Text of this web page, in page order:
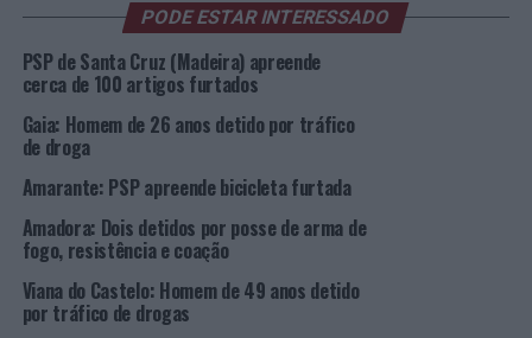
Feira
(Foto:
PSP)
controlo de pessoas, viaturas e estabelecimentos,
sobretudo em zonas de maior concentração de pessoas e
circulação de veículos, como é o caso das zonas de
diversão noturna, a fim de se evitar a ocorrência de
ilícitos de natureza criminal e contraordenacional, e,
consequentemente, se manter a ordem e a
tranquilidade, nesses locais, proporcionando, assim, um
PODE ESTAR INTERESSADO
PSP de Santa Cruz (Madeira) apreende
cerca de 100 artigos furtados
Gaia: Homem de 26 anos detido por tráfico
de droga
Amarante: PSP apreende bicicleta furtada
Amadora: Dois detidos por posse de arma de
fogo, resistência e coação
Viana do Castelo: Homem de 49 anos detido
por tráfico de drogas